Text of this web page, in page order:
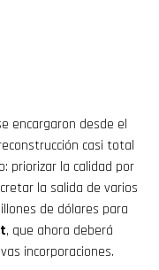
encargaron desde el
casi total
priorizar la calidad por
la salida de varios
de dólares para
, que ahora deberá
incorporaciones.